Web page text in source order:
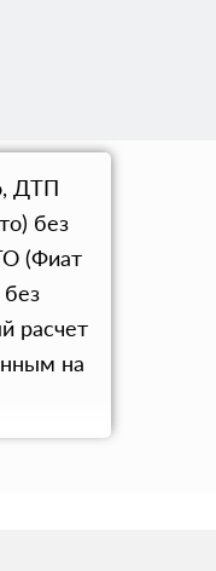
ДТП
без
(Фиат
расчет
на